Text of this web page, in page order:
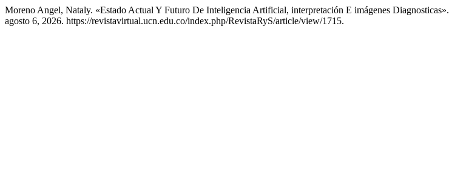
Moreno Angel, Nataly. «Estado Actual Y Futuro De Inteligencia Artificial, interpretación E imágenes Diagnosticas».
agosto 6, 2026. https://revistavirtual.ucn.edu.co/index.php/RevistaRyS/article/view/1715.